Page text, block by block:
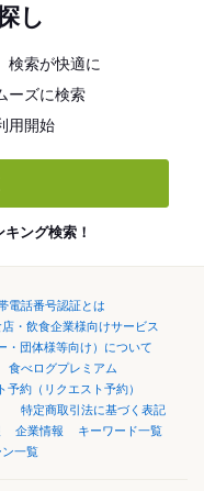
し
検索が快適に
ーズに検索
用開始
ング検索！
電話番号認証とは
・飲食企業様向けサービス
・団体様等向け）について
食べログプレミアム
予約（リクエスト予約）
特定商取引法に基づく表記
企業情報
キーワード一覧
一覧